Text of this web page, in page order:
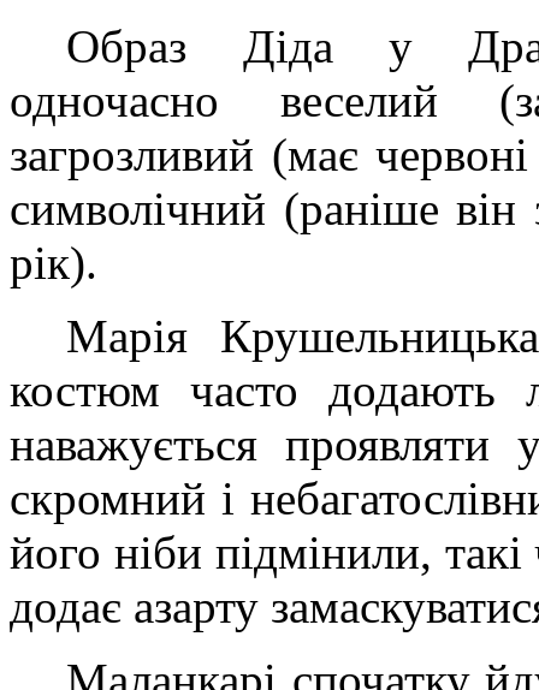
Образ Діда у
одночасно веселий
загрозливий (має
символічний (раніше він
рік).
Марія
костюм часто додають
наважується проявляти
скромний і
його ніби підмінили,
додає азарту
Маланкарі спочатку